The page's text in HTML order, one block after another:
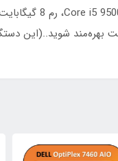
بهره‌مند شوید..(این